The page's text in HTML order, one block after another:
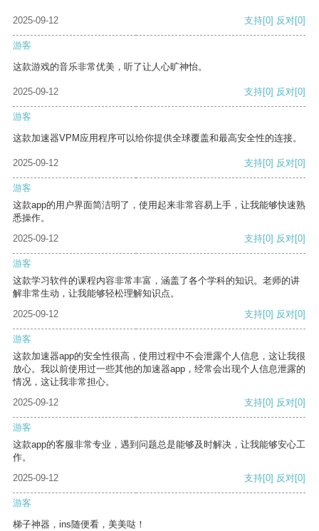
2025-09-12 支持[0] 反对[0]
游客
这款游戏的音乐非常优美，听了让人心旷神怡。
2025-09-12 支持[0] 反对[0]
游客
这款加速器VPM应用程序可以给你提供全球覆盖和最高安全性的连接。
2025-09-12 支持[0] 反对[0]
游客
这款app的用户界面简洁明了，使用起来非常容易上手，让我能够快速熟
悉操作。
2025-09-12
支持[0] 反对[0]
游客
这款学习软件的课程内容非常丰富，涵盖了各个学科的知识。老师的讲
解非常生动，让我能够轻松理解知识点。
2025-09-12
支持[0] 反对[0]
游客
这款加速器app的安全性很高，使用过程中不会泄露个人信息，这让我很
放心。我以前使用过一些其他的加速器app，经常会出现个人信息泄露的
情况，这让我非常担心。
2025-09-12
支持[0] 反对[0]
游客
这款app的客服非常专业，遇到问题总是能够及时解决，让我能够安心工
作。
2025-09-12
支持[0] 反对[0]
游客
梯子神器，ins随便看，美美哒！